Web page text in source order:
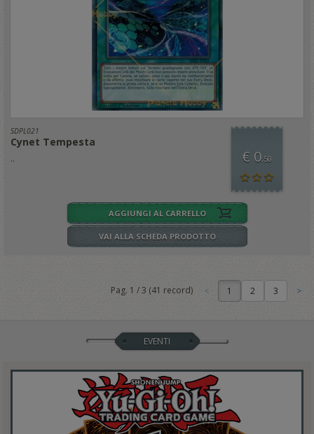
SDPL021
Cynet Tempesta
.. € 0,50
AGGIUNGI AL CARRELLO
VAI ALLA SCHEDA PRODOTTO
Pag. 1 /3 (41 record) 1
EVENTI